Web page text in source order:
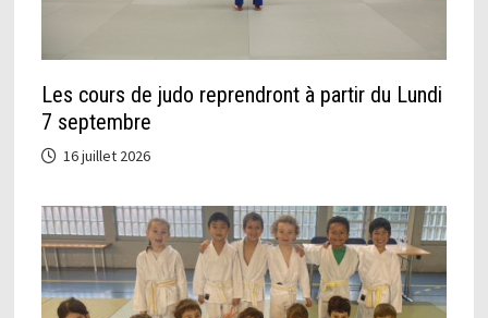
Les cours de judo reprendront à partir du Lundi
7 septembre
16 juillet 2026